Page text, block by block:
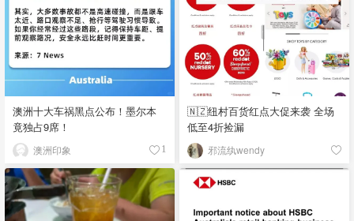
澳洲十大车祸黑点公布！墨尔本
竟独占9席！
澳洲印象 1
🇳🇿纽村百货红点大促来袭 全场
低至4折捡漏
邪流纨wendy